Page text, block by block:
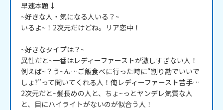
早速本題↓
~好きな人・気になる人いる？~
いるよ~！2次元だけどね。リア恋中！
~好きなタイプは？~
異性だと~一番はレディーファーストが激しすぎない人！
例えば~？う~ん…ご飯食べに行った時に“割り勘でいいで
しょ?”って聞いてくれる人！俺レディーファースト苦手…
2次元だと~髪長めの人と、ちょ~っとヤンデレ気質な人
と、目にハイライトがないのが似合う人！